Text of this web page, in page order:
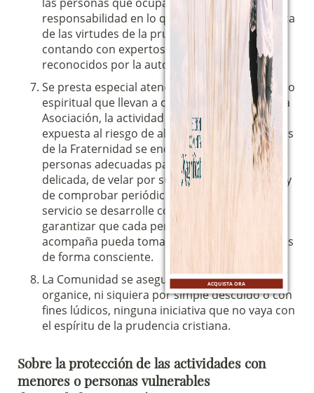
responsabilidad en lo que respecta a la práctica
de las virtudes de la prudencia y la castidad,
contando con expertos externos con títulos
reconocidos por la autoridad eclesiástica.
Se presta especial atención al acompañamiento
espiritual que llevan a cabo los miembros de la
Asociación, la actividad comunitaria más
expuesta al riesgo de abusos. Los responsables
de la Fraternidad se encargan de elegir a las
personas adecuadas para esta tarea tan
delicada, de velar por su formación específica y
de comprobar periódicamente que este
servicio se desarrolle correctamente, para
garantizar que cada persona a la que se
acompaña pueda tomar sus propias decisiones
de forma consciente.
La Comunidad se asegura de que no se
organice, ni siquiera por simple descuido o con
fines lúdicos, ninguna iniciativa que no vaya con
el espíritu de la prudencia cristiana.
Sobre la protección de las actividades con
menores o personas vulnerables
ACQUISTA ORA